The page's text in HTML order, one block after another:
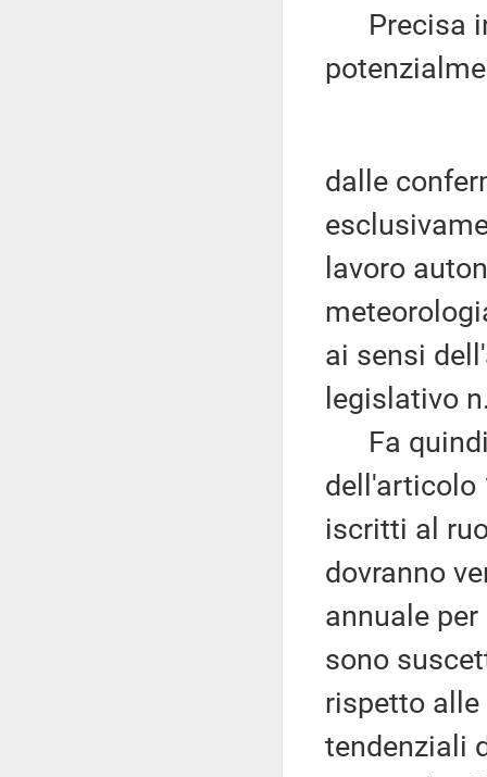
Precisa
dalle
lavoro
ai sensi
legislativo
Fa quindi
dell'articolo
iscritti al
dovranno
annuale
sono
rispetto alle
tendenziali